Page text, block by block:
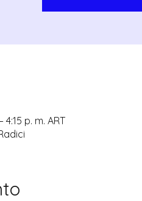
4:15 p. m. ART